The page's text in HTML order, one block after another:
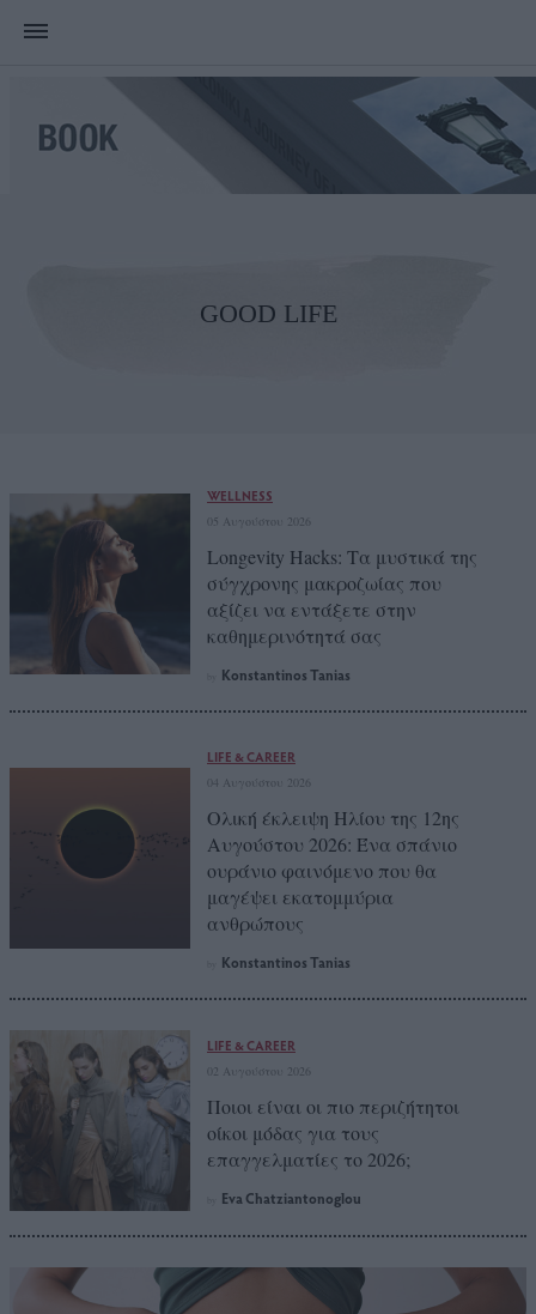
GOOD LIFE
WELLNESS
05 Αυγούστου 2026
Longevity Hacks: Τα μυστικά της
σύγχρονης μακροζωίας που
αξίζει να εντάξετε στην
καθημερινότητά σας
Konstantinos Tanias
LIFE & CAREER
04 Αυγούστου 2026
Ολική έκλειψη Ηλίου της 12ης
Αυγούστου 2026: Ένα σπάνιο
ουράνιο φαινόμενο που θα
μαγέψει εκατομμύρια
ανθρώπους
Konstantinos Tanias
LIFE & CAREER
02 Αυγούστου 2026
Ποιοι είναι οι πιο περιζήτητοι
οίκοι μόδας για τους
επαγγελματίες το 2026;
Eva Chatziantonoglou